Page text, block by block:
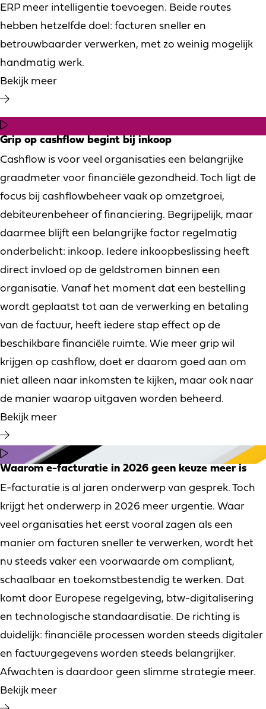
ERP meer intelligentie toevoegen. Beide routes
hebben hetzelfde doel: facturen sneller en
betrouwbaarder verwerken, met zo weinig mogelijk
handmatig werk.
Bekijk meer
Grip op cashflow begint bij inkoop
Cashflow is voor veel organisaties een belangrijke
graadmeter voor financiële gezondheid. Toch ligt de
focus bij cashflowbeheer vaak op omzetgroei,
debiteurenbeheer of financiering. Begrijpelijk, maar
daarmee blijft een belangrijke factor regelmatig
onderbelicht: inkoop. Iedere inkoopbeslissing heeft
direct invloed op de geldstromen binnen een
organisatie. Vanaf het moment dat een bestelling
wordt geplaatst tot aan de verwerking en betaling
van de factuur, heeft iedere stap effect op de
beschikbare financiële ruimte. Wie meer grip wil
krijgen op cashflow, doet er daarom goed aan om
niet alleen naar inkomsten te kijken, maar ook naar
de manier waarop uitgaven worden beheerd.
Bekijk meer
Waarom e-facturatie in 2026 geen keuze meer is
E-facturatie is al jaren onderwerp van gesprek. Toch
krijgt het onderwerp in 2026 meer urgentie. Waar
veel organisaties het eerst vooral zagen als een
manier om facturen sneller te verwerken, wordt het
nu steeds vaker een voorwaarde om compliant,
schaalbaar en toekomstbestendig te werken. Dat
komt door Europese regelgeving, btw-digitalisering
en technologische standaardisatie. De richting is
duidelijk: financiële processen worden steeds digitaler
en factuurgegevens worden steeds belangrijker.
Afwachten is daardoor geen slimme strategie meer.
Bekijk meer